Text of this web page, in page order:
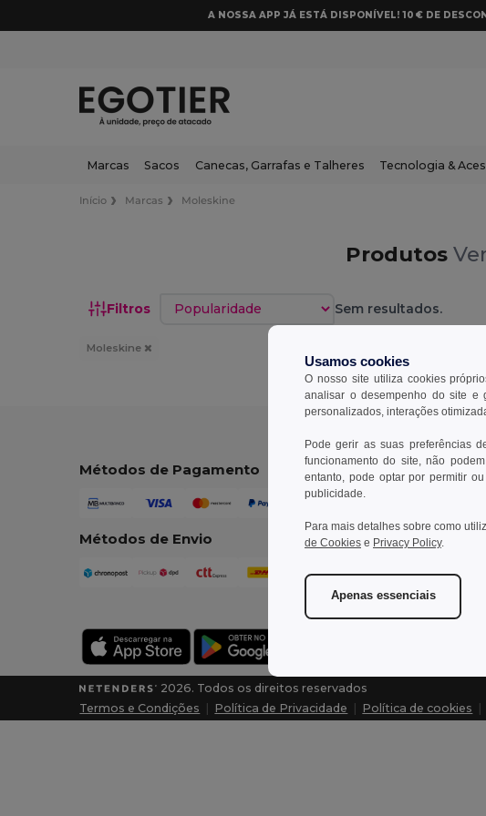
A NOSSA APP JÁ ESTÁ DISPONÍVEL! 10 € DE
Marcas Sacos Canecas, Garrafas e Talheres Tecnologia &
Início Marcas Moleskine
Produtos
Filtros Classificar por Sem resultados.
Moleskine
Métodos de Pagamento
Métodos de Envio
2026. Todos os direitos reservados
Termos e Condições
Política de Privacidade Política de cookies
Usamos cookies
O nosso site utiliza cookies
analisar o desempenho do site e
personalizados, interações
Pode gerir as suas preferências
funcionamento do site, não
entanto, pode optar por permitir
publicidade.
Para mais detalhes sobre como
de Cookies e Privacy Policy.
Apenas essenciais